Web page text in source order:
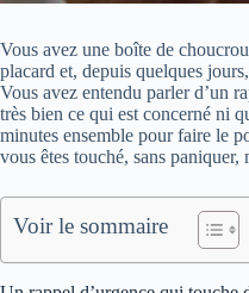
Vous avez une boîte de
placard et, depuis quelques
Vous avez entendu parler d’un
très bien ce qui est concerné ni
minutes ensemble pour faire le
vous êtes touché, sans paniquer,
Voir le sommaire